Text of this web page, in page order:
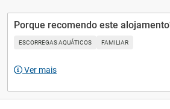
de presentes/banca de jornal.. As
incluem um business center, serviço de
seco e balcão de recepção 24 horas.
Porque recomendo este
ESCORREGAS AQUÁTICOS FAMILIAR
Ver mais